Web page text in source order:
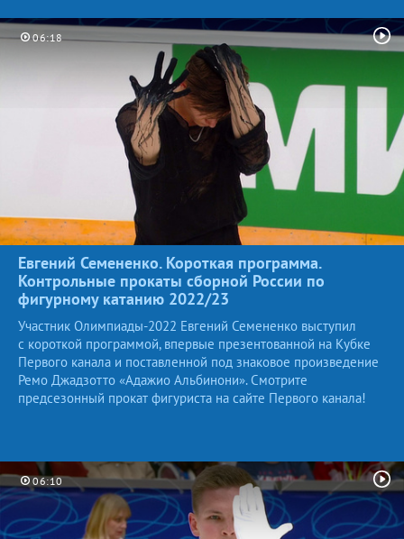
06:18
Евгений Семененко. Короткая программа.
Контрольные прокаты сборной России по
фигурному катанию 2022/23
Участник Олимпиады-2022 Евгений Семененко выступил
с короткой программой, впервые презентованной на Кубке
Первого канала и поставленной под знаковое произведение
Ремо Джадзотто «Адажио Альбинони». Смотрите
предсезонный прокат фигуриста на сайте Первого канала!
06:10